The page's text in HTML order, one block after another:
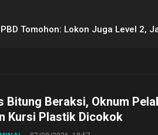
Tomohon: Lokon Juga Level 2,
Bitung Beraksi, Oknum
Kursi Plastik Dicokok